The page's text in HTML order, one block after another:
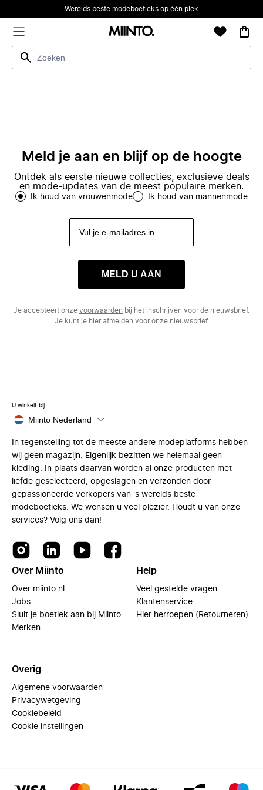
Werelds beste modeboetieks op één plek
Meld je aan en blijf op de hoogte
Ontdek als eerste nieuwe collecties, exclusieve deals
en mode-updates van de meest populaire merken.
Ik houd van vrouwenmode Ik houd van mannenmode
MELD U AAN
Je accepteert onze voorwaarden bij het inschrijven voor de nieuwsbrief.
Je kunt je hierafmelden voor onze nieuwsbrief.
U winkelt bij
Miinto Nederland
In tegenstelling tot de meeste andere modeplatforms hebben
wij geen magazijn. Eigenlijk bezitten we helemaal geen
kleding. In plaats daarvan worden al onze producten met
liefde geselecteerd, opgeslagen en verzonden door
gepassioneerde verkopers van 's werelds beste
modeboetieks. We wensen u veel plezier. Houdt u van onze
services? Volg ons dan!
Over Miinto
Over miinto.nl
Jobs
Sluit je boetiek aan bij Miinto
Merken
Help
Veel gestelde vragen
Klantenservice
Hier herroepen (Retourneren)
Overig
Algemene voorwaarden
Privacywetgeving
Cookiebeleid
Cookie instellingen